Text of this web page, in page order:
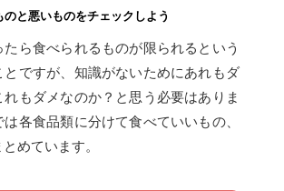
と悪いものをチェックしよう
ら食べられるものが限られるという
とですが、知識がないためにあれもダ
れもダメなのか？と思う必要はありま
各食品類に分けて食べていいもの、
めています。